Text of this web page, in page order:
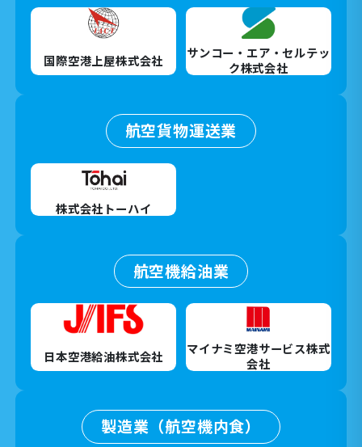
国際空港上屋株式会社
サンコー・エア・セルテッ
ク株式会社
航空貨物運送業
株式会社トーハイ
航空機給油業
日本空港給油株式会社
マイナミ空港サービス株式
会社
製造業（航空機内食）